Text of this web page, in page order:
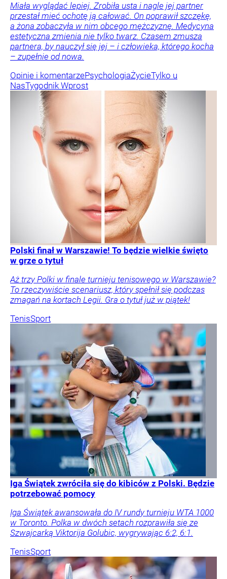
Miała wyglądać lepiej. Zrobiła usta i nagle jej partner
przestał mieć ochotę ją całować. On poprawił szczękę,
a żona zobaczyła w nim obcego mężczyznę. Medycyna
estetyczna zmienia nie tylko twarz. Czasem zmusza
partnera, by nauczył się jej – i człowieka, którego kocha
– zupełnie od nowa.
Opinie i komentarzePsychologiaŻycieTylko u
NasTygodnik Wprost
Polski finał w Warszawie! To będzie wielkie święto
w grze o tytuł
Aż trzy Polki w finale turnieju tenisowego w Warszawie?
To rzeczywiście scenariusz, który spełnił się podczas
zmagań na kortach Legii. Gra o tytuł już w piątek!
TenisSport
Iga Świątek zwróciła się do kibiców z Polski. Będzie
potrzebować pomocy
Iga Świątek awansowała do IV rundy turnieju WTA 1000
w Toronto. Polka w dwóch setach rozprawiła się ze
Szwajcarką Viktorija Golubic, wygrywając 6:2, 6:1.
TenisSport